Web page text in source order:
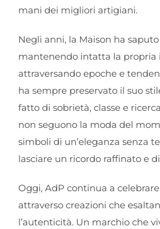
mani dei migliori artigiani.
Negli anni, la Maison ha
mantenendo intatta la propria
attraversando epoche e
ha sempre preservato il suo
fatto di sobrietà, classe e
non seguono la moda del
simboli di un’eleganza senza
lasciare un ricordo raffinato e
Oggi, AdP continua a
attraverso creazioni che
l’autenticità. Un marchio che